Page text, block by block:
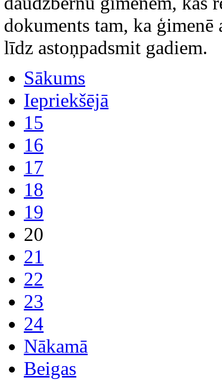
dokuments tam, ka
līdz astoņpadsmit gadiem.
Sākums
Iepriekšējā
15
16
17
18
19
20
21
22
23
24
Nākamā
Beigas